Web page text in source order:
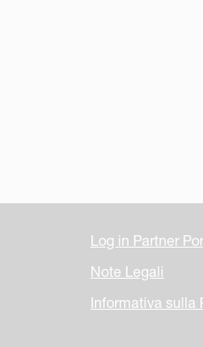
Log in Partner
Note Legali
Informativa sulla